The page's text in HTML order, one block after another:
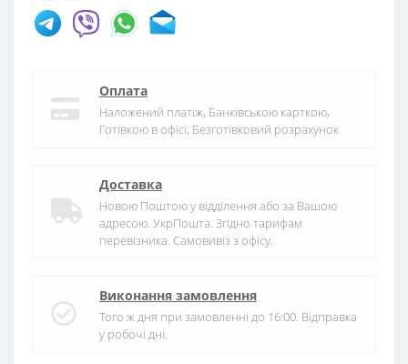
Оплата
Наложений платіж, Банківською карткою,
Готівкою в офісі, Безготівковий розрахунок
Доставка
Новою Поштою у відділення або за Вашою
адресою. УкрПошта. Згідно тарифам
перевізника. Самовивіз з офісу.
Виконання замовлення
Того ж дня при замовленні до 16:00. Відправка
у робочі дні.